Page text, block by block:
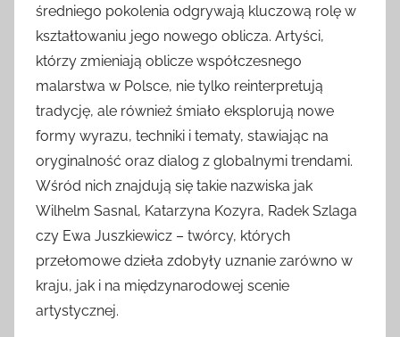
średniego pokolenia odgrywają kluczową rolę w
kształtowaniu jego nowego oblicza. Artyści,
którzy zmieniają oblicze współczesnego
malarstwa w Polsce, nie tylko reinterpretują
tradycję, ale również śmiało eksplorują nowe
formy wyrazu, techniki i tematy, stawiając na
oryginalność oraz dialog z globalnymi trendami.
Wśród nich znajdują się takie nazwiska jak
Wilhelm Sasnal, Katarzyna Kozyra, Radek Szlaga
czy Ewa Juszkiewicz – twórcy, których
przełomowe dzieła zdobyły uznanie zarówno w
kraju, jak i na międzynarodowej scenie
artystycznej.